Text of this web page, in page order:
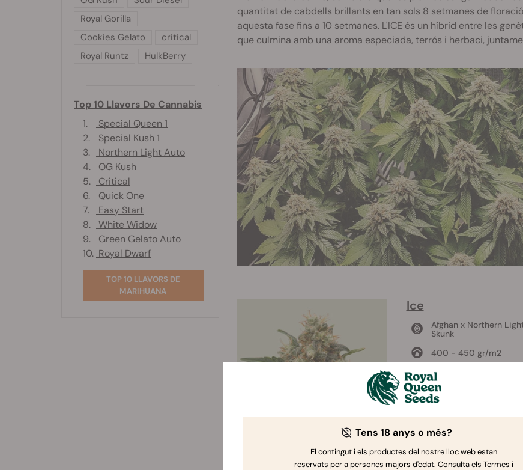
quantitat de cabdells brillants en tan sols 8 setmanes de
aquesta fase fins a 10 setmanes. L'ICE és un híbrid entre les
que culmina amb una aroma especiada, terrós i herbaci,
Ice
Afghan x Northern
Skunk
400 - 450 gr/m2
80 - 120 cm
55 - 65 dies
Fins a un 18%
Royal Gorilla
Cookies Gelato
critical
Royal Runtz
HulkBerry
Top 10 Llavors De Cannabis
1.
Special Queen 1
2.
Special Kush 1
3.
Northern Light Auto
4.
OG Kush
5.
Critical
6.
Quick One
7.
Easy Start
8.
White Widow
9.
Green Gelato Auto
10. Royal Dwarf
TOP 10 LLAVORS DE
MARIHUANA
Tens 18 anys o més?
El contingut i els productes del nostre lloc web estan
reservats per a persones majors d'edat. Consulta els Termes i